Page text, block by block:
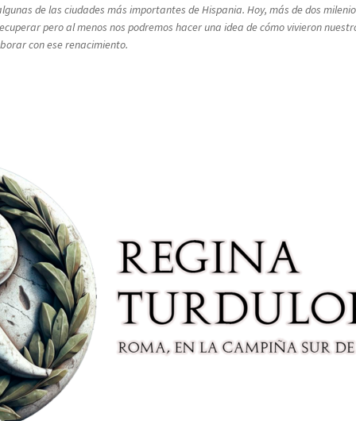
de las ciudades más importantes de Hispania. Hoy, más de dos
pero al menos nos podremos hacer una idea de cómo vivieron
con ese renacimiento.